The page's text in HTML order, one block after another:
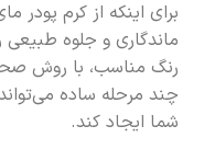
ماندگاری و جلوه طبیعی
رنگ مناسب، با روش
چند مرحله ساده
شما ایجاد کند.